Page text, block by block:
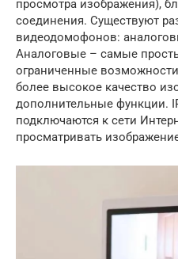
просмотра изображения),
соединения. Существуют
видеодомофонов:
Аналоговые – самые
ограниченные
более высокое качество
дополнительные функции.
подключаются к сети
просматривать